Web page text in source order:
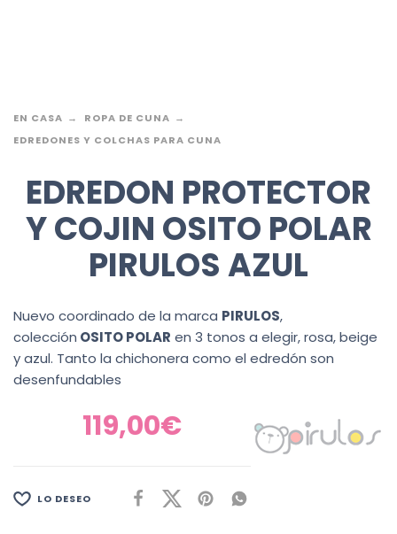
EN CASA
ROPA DE CUNA
EDREDONES Y COLCHAS PARA CUNA
EDREDON PROTECTOR
Y COJIN OSITO POLAR
PIRULOS AZUL
Nuevo coordinado de la marca PIRULOS,
colección OSITO POLAR en 3 tonos a elegir, rosa, beige
y azul. Tanto la chichonera como el edredón son
desenfundables
119,00€
LO DESEO